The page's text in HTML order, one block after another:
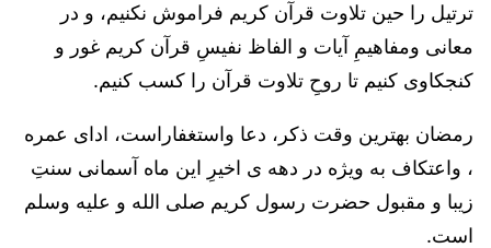
ترتیل را حین تلاوت قرآن کریم فراموش نکنیم، و در
معانی ومفاهیمِ آیات و الفاظ نفیسِ قرآن کریم غور و
کنجکاوی کنیم تا روحِ تلاوت قرآن را کسب کنیم.
رمضان بهترین وقت ذکر، دعا واستغفاراست، ادای عمره
، واعتکاف به ویژه در دهه ی اخیرِ این ماه آسمانی سنتِ
زیبا و مقبول حضرت رسول کریم صلی الله و علیه وسلم
است.